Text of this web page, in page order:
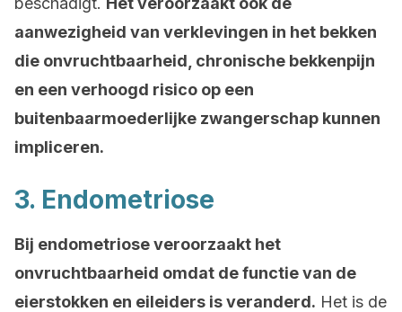
aanwezigheid van verklevingen in het bekken
die onvruchtbaarheid, chronische bekkenpijn
en een verhoogd risico op een
buitenbaarmoederlijke zwangerschap kunnen
impliceren.
3. Endometriose
Bij endometriose veroorzaakt het
onvruchtbaarheid omdat de functie van de
eierstokken en eileiders is veranderd. Het is de